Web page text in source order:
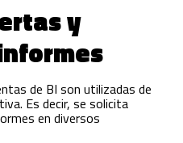
y
de BI son utilizadas de
Es decir, se solicita
en diversos